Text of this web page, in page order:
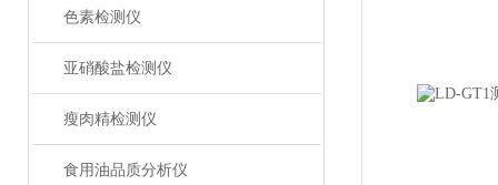
色素检测仪
亚硝酸盐检测仪
瘦肉精检测仪
食用油品质分析仪